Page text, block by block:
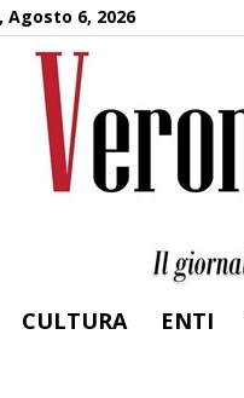
Agosto 6, 2026
CULTURA ENTI